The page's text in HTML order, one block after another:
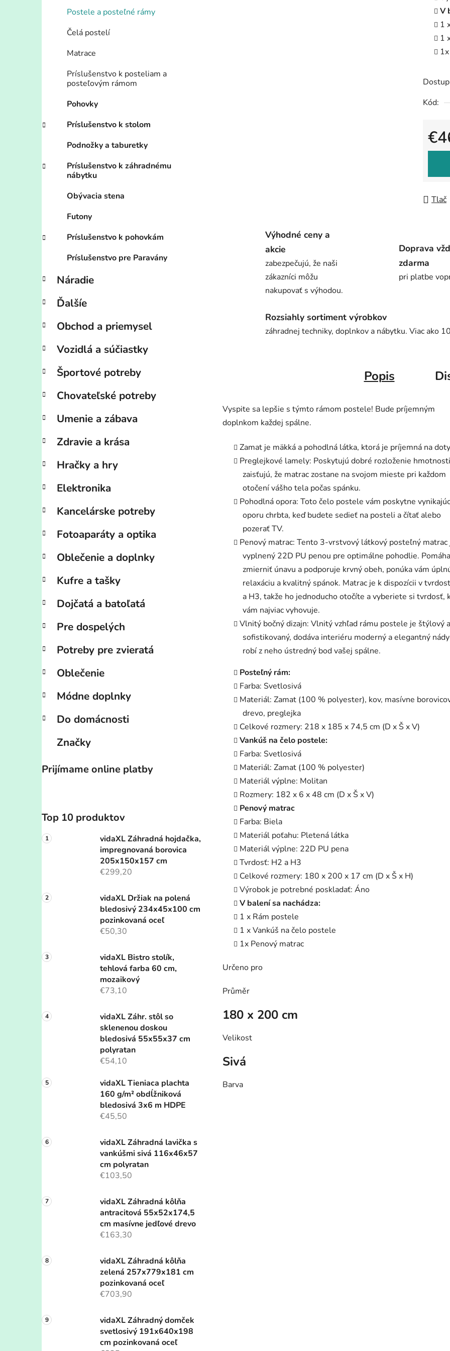
Postele a posteľné rámy
Čelá postelí
Matrace
Príslušenstvo k posteliam a
posteľovým rámom
Pohovky
Príslušenstvo k stolom
Podnožky a taburetky
Príslušenstvo k záhradnému
nábytku
Obývacia stena
Futony
Príslušenstvo k pohovkám
Príslušenstvo pre Paravány
Náradie
Ďalšíe
Obchod a priemysel
Vozidlá a súčiastky
Športové potreby
Chovateľské potreby
Umenie a zábava
Zdravie a krása
Hračky a hry
Elektronika
Kancelárske potreby
Fotoaparáty a optika
Oblečenie a doplnky
Kufre a tašky
Dojčatá a batoľatá
Pre dospelých
Potreby pre zvieratá
Oblečenie
Módne doplnky
Do domácnosti
Značky
Prijímame online platby
Top 10 produktov
vidaXL Záhradná hojdačka,
impregnovaná borovica
205x150x157 cm
€299,20
vidaXL Držiak na polená
bledosivý 234x45x100 cm
pozinkovaná oceľ
€50,30
vidaXL Bistro stolík,
tehlová farba 60 cm,
mozaikový
€73,10
vidaXL Záhr. stôl so
sklenenou doskou
bledosivá 55x55x37 cm
polyratan
€54,10
vidaXL Tieniaca plachta
160 g/m² obdĺžniková
bledosivá 3x6 m HDPE
€45,50
vidaXL Záhradná lavička s
vankúšmi sivá 116x46x57
cm polyratan
€103,50
vidaXL Záhradná kôlňa
antracitová 55x52x174,5
cm masívne jedľové drevo
€163,30
vidaXL Záhradná kôlňa
zelená 257x779x181 cm
pozinkovaná oceľ
€703,90
vidaXL Záhradný domček
svetlosivý 191x640x198
cm pozinkovaná oceľ
V
1
1
Kód:
Tlač
Výhodné ceny a
akcie
zabezpečujú, že naši
zákazníci môžu
nakupovať s výhodou.
Doprava
zdarma
pri platbe
Rozsiahly sortiment výrobkov
záhradnej techniky, doplnkov a nábytku. Viac ako
Popis
Vyspite sa lepšie s týmto rámom postele! Bude príjemným
doplnkom každej spálne.
Zamat je mäkká a pohodlná látka, ktorá je príjemná na
Preglejkové lamely: Poskytujú dobré rozloženie
zaisťujú, že matrac zostane na svojom mieste pri každom
otočení vášho tela počas spánku.
Pohodlná opora: Toto čelo postele vám poskytne
oporu chrbta, keď budete sedieť na posteli a čítať alebo
pozerať TV.
Penový matrac: Tento 3-vrstvový látkový posteľný matrac
vyplnený 22D PU penou pre optimálne pohodlie. Pomáha
zmierniť únavu a podporuje krvný obeh, ponúka vám
relaxáciu a kvalitný spánok. Matrac je k dispozícii v
a H3, takže ho jednoducho otočíte a vyberiete si tvrdosť,
vám najviac vyhovuje.
Vlnitý bočný dizajn: Vlnitý vzhľad rámu postele je štýlový a
sofistikovaný, dodáva interiéru moderný a elegantný
robí z neho ústredný bod vašej spálne.
Posteľný rám:
Farba: Svetlosivá
Materiál: Zamat (100 % polyester), kov, masívne
drevo, preglejka
Celkové rozmery: 218 x 185 x 74,5 cm (D x Š x V)
Vankúš na čelo postele:
Farba: Svetlosivá
Materiál: Zamat (100 % polyester)
Materiál výplne: Molitan
Rozmery: 182 x 6 x 48 cm (D x Š x V)
Penový matrac
Farba: Biela
Materiál poťahu: Pletená látka
Materiál výplne: 22D PU pena
Tvrdosť: H2 a H3
Celkové rozmery: 180 x 200 x 17 cm (D x Š x H)
Výrobok je potrebné poskladať: Áno
V balení sa nachádza:
1 x Rám postele
1 x Vankúš na čelo postele
1x Penový matrac
Určeno pro
Průměr
180 x 200 cm
Velikost
Sivá
Barva